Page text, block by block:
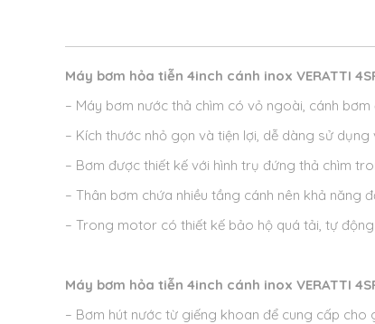
Máy bơm hỏa tiễn 4inch cánh inox VERATTI
– Máy bơm nước thả chìm có vỏ ngoài, cánh
– Kích thước nhỏ gọn và tiện lợi, dễ dàng sử dụng
– Bơm được thiết kế với hình trụ đứng thả chìm
– Thân bơm chứa nhiều tầng cánh nên khả năng
– Trong motor có thiết kế bảo hộ quá tải, tự
Máy bơm hỏa tiễn 4inch cánh inox VERATTI
– Bơm hút nước từ giếng khoan để cung cấp cho